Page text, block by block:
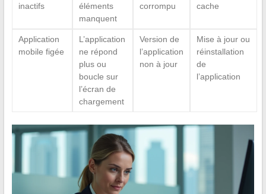
inactifs
éléments
manquent
corrompu
cache
Application
mobile figée
L’application
ne répond
plus ou
boucle sur
l’écran de
chargement
Version de
l’application
non à jour
Mise à jour ou
réinstallation
de
l’application